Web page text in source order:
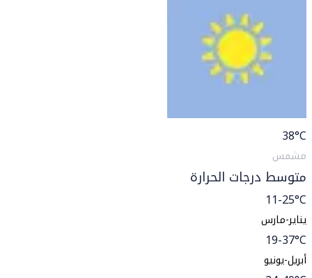
38°C
مشمس
متوسط درجات الحرارة
11-25°C
يناير-مارس
19-37°C
أبريل-يونيو